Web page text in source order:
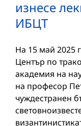
изнесе
ИБЦТ
На 15 май 2025
Център по
академия на
на професор
чуждестранен